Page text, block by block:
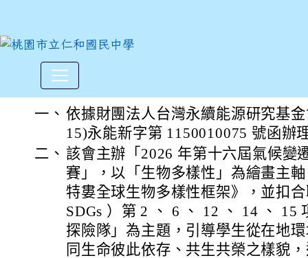
財團法人台灣永續能源研究
一、 依據財團法人台灣永續能源研究基
15)永能新字第 1150010075 號函辦
二、 該會主辦「2026 年第十六屆氣候變
賽」，以「生物多樣性」為繪畫主
特婁全球生物多樣性框架》，並扣
SDGs ）第 2 、 6 、 12 、 14 、 15
探險隊」為主題，引導學生從在地
同生命彼此依存、共生共榮之樣貌